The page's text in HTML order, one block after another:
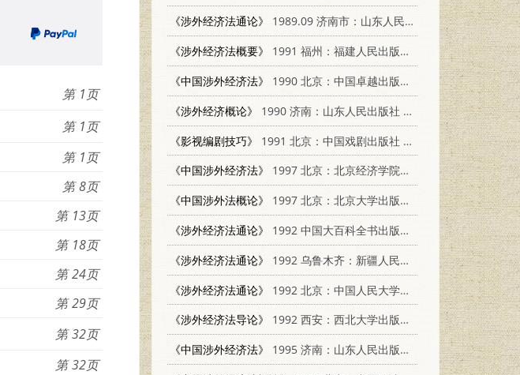
1
1
1
8
13
18
24
29
32
32
《涉外经济法通论》
1989.09 济南市：山东人民出版社 7209005579
《涉外经济法概要》
1991 福州：福建人民出版社 7211016078
《中国涉外经济法》
1990 北京：中国卓越出版公司 7800712141
《涉外经济概论》
1990 济南：山东人民出版社 7209007423
《影视编剧技巧》
1991 北京：中国戏剧出版社 710400159X
《中国涉外经济法》
1997 北京：北京经济学院出版社 7563806490
《中国涉外法概论》
1997 北京：北京大学出版社 7301035659
《涉外经济法通论》
1992 中国大百科全书出版社上海分社 7500004141
《涉外经济法通论》
1992 乌鲁木齐：新疆人民出版社 7228019881
《涉外经济法通论》
1992 北京：中国人民大学出版社 7300011365
《涉外经济法导论》
1992 西安：西北大学出版社 7560403123
《中国涉外经济法》
1995 济南：山东人民出版社 7209018581